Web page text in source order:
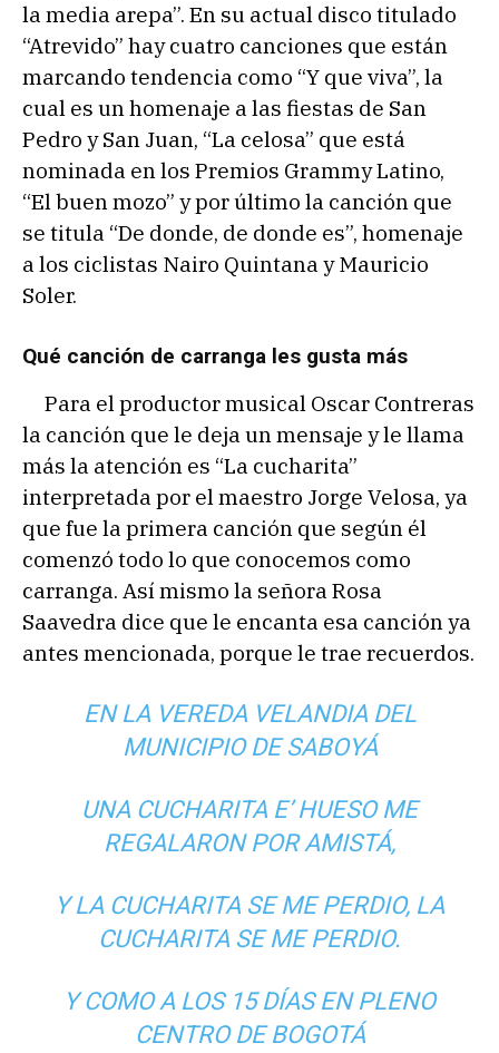
la media arepa”. En su actual disco titulado
“Atrevido” hay cuatro canciones que están
marcando tendencia como “Y que viva”, la
cual es un homenaje a las fiestas de San
Pedro y San Juan, “La celosa” que está
nominada en los Premios Grammy Latino,
“El buen mozo” y por último la canción que
se titula “De donde, de donde es”, homenaje
a los ciclistas Nairo Quintana y Mauricio
Soler.
Qué canción de carranga les gusta más
Para el productor musical Oscar Contreras
la canción que le deja un mensaje y le llama
más la atención es “La cucharita”
interpretada por el maestro Jorge Velosa, ya
que fue la primera canción que según él
comenzó todo lo que conocemos como
carranga. Así mismo la señora Rosa
Saavedra dice que le encanta esa canción ya
antes mencionada, porque le trae recuerdos.
EN LA VEREDA VELANDIA DEL
MUNICIPIO DE SABOYÁ
UNA CUCHARITA E’ HUESO ME
REGALARON POR AMISTÁ,
Y LA CUCHARITA SE ME PERDIO, LA
CUCHARITA SE ME PERDIO.
Y COMO A LOS 15 DÍAS EN PLENO
CENTRO DE BOGOTÁ